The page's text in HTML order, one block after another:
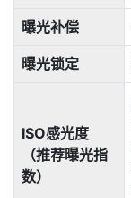
曝光补偿
曝光锁定
ISO感光度
（推荐曝光指
数）